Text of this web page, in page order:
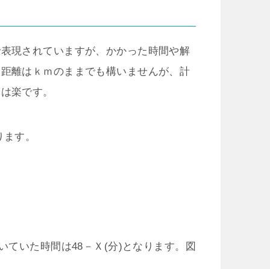
現されていますが、かかった時間や解
離はｋｍのままでも構いませんが、計
楽です。
す。
ていた時間は48－Ｘ(分)となります。図